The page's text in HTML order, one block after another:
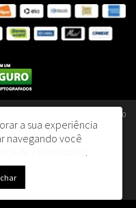
Ltda - CNPJ: 40.376.045/0001-80
SP - 05075-060
2026
a sua experiência
navegando você
.